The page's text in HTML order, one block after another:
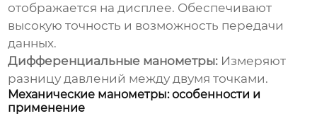
отображается на дисплее. Обеспечивают
высокую точность и возможность передачи
данных.
Дифференциальные манометры: Измеряют
разницу давлений между двумя точками.
Механические манометры: особенности и
применение